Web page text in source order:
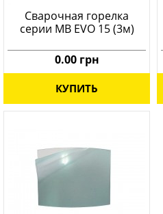
Сварочная горелка
серии MB EVO 15 (3м)
0.00 грн
КУПИТЬ